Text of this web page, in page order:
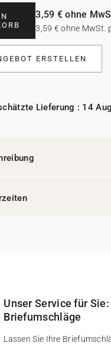
3,59 € ohne
3,59 € ohne MwSt.
ERSTELLEN
Lieferung : 14
Unser Service für
Briefumschläge
Lassen Sie Ihre